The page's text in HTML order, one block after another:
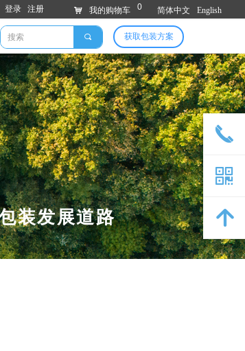
获取包装方案
끠
简体中文 English
낙 我的购物车 0
登录 注册
装发展道路
끅
낃
녕